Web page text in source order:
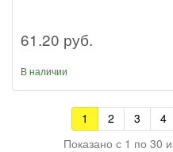
61.20 руб.
В наличии
1 2 3 4
Показано с 1 по 30